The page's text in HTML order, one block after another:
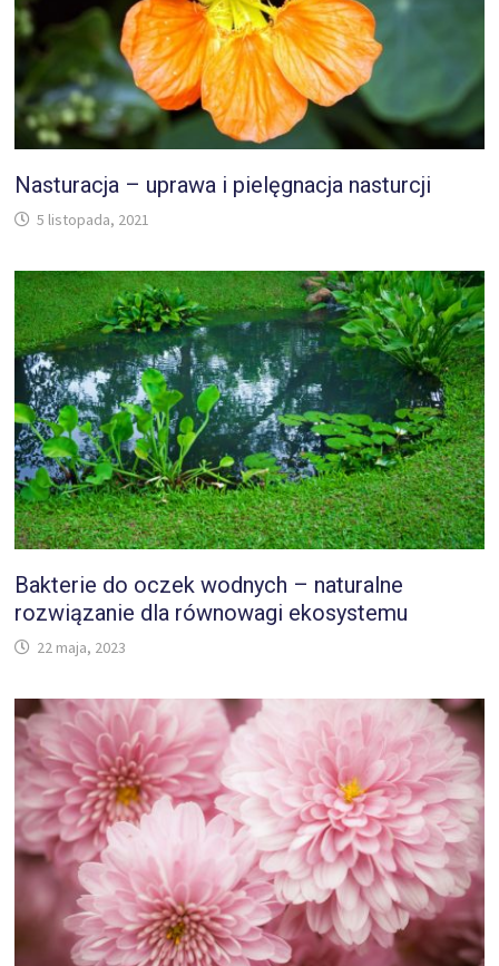
Nasturacja – uprawa i pielęgnacja nasturcji
5 listopada, 2021
Bakterie do oczek wodnych – naturalne
rozwiązanie dla równowagi ekosystemu
22 maja, 2023